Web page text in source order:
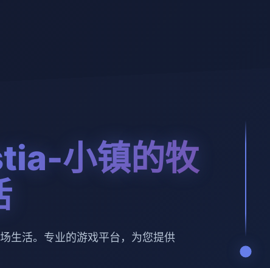
小镇的牧
生活。专业的游戏平台，为您提供